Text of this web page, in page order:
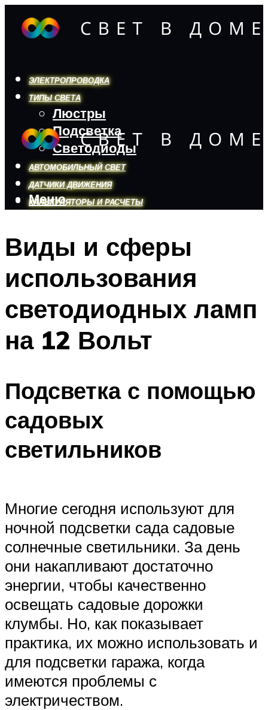
ЭЛЕКТРОПРОВОДКА
ТИПЫ СВЕТА
Люстры
Подсветка
Светодиоды
АВТОМОБИЛЬНЫЙ СВЕТ
ДАТЧИКИ ДВИЖЕНИЯ
КАЛЬКУЛЯТОРЫ И РАСЧЕТЫ
Меню
Меню
Виды и сферы
использования
светодиодных ламп
на 12 Вольт
Подсветка с помощью
садовых
светильников
Многие сегодня используют для
ночной подсветки сада садовые
солнечные светильники. За день
они накапливают достаточно
энергии, чтобы качественно
освещать садовые дорожки
клумбы. Но, как показывает
практика, их можно использовать и
для подсветки гаража, когда
имеются проблемы с
электричеством.